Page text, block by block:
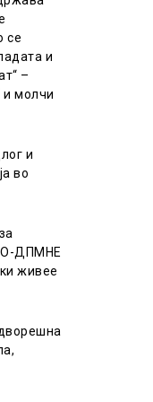
се
и
–
и молчи
и
во
ДПМНЕ
живее